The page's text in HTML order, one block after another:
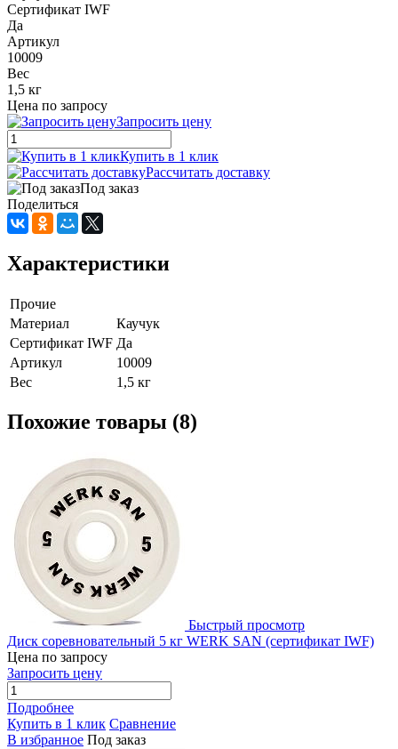
Сертификат IWF
Да
Артикул
10009
Вес
1,5 кг
Цена по запросу
Запросить цену
Купить в 1 клик
Рассчитать доставку
Под заказ
Поделиться
Характеристики
Прочие
Материал
Каучук
Сертификат IWF Да
Артикул
10009
Вес
1,5 кг
Похожие товары (8)
Быстрый просмотр
Диск соревновательный 5 кг WERK SAN (сертификат IWF)
Цена по запросу
Запросить цену
Подробнее
Купить в 1 клик Сравнение
В избранное Под заказ